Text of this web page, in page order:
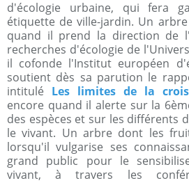
d'écologie urbaine, qui fera
étiquette de ville-jardin. Un
quand il prend la direction de
recherches d'écologie de
il cofonde l'Institut européen
soutient dès sa parution le
intitulé Les limites de la
encore quand il alerte sur la
des espèces et sur les différents
le vivant. Un arbre dont les
lorsqu'il vulgarise ses
grand public pour le
vivant, à travers les